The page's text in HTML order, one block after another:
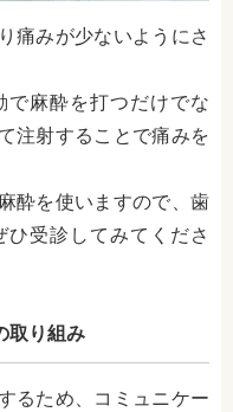
痛みが少ないようにさ
麻酔を打つだけでな
注射することで痛みを
酔を使いますので、歯
受診してみてくださ
取り組み
るため、コミュニケー